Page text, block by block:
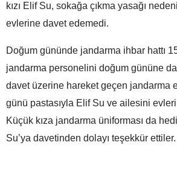
kızı Elif Su, sokağa çıkma yasağı
evlerine davet edemedi.
Doğum gününde jandarma ihbar hattı
jandarma personelini doğum gününe
davet üzerine hareket geçen jandarma
günü pastasıyla Elif Su ve ailesini
Küçük kıza jandarma üniforması da
Su’ya davetinden dolayı teşekkür ettiler.